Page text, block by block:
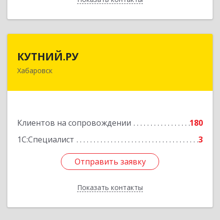
КУТНИЙ.РУ
Хабаровск
Клиентов на сопровождении
180
1С:Специалист
3
Отправить заявку
Показать контакты
680007, Хабаровский край, Хабаровск г,
Отправить заявку
Назад